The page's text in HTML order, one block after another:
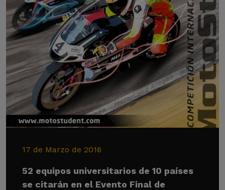
17 de Marzo de 2016
52 equipos universitarios de 10 países
se citarán en el Evento Final de